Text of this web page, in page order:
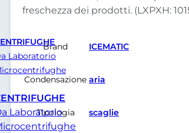
Laboratorio
Laboratorio
freschezza dei prodotti. (LXPXH:
Brand ICEMATIC
Condensazione aria
Tipologia scaglie